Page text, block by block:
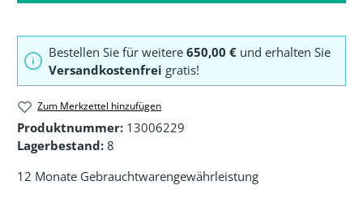
Bestellen Sie für weitere 650,00 € und erhalten Sie
Versandkostenfrei gratis!
Zum Merkzettel hinzufügen
Produktnummer: 13006229
Lagerbestand: 8
12 Monate Gebrauchtwarengewährleistung